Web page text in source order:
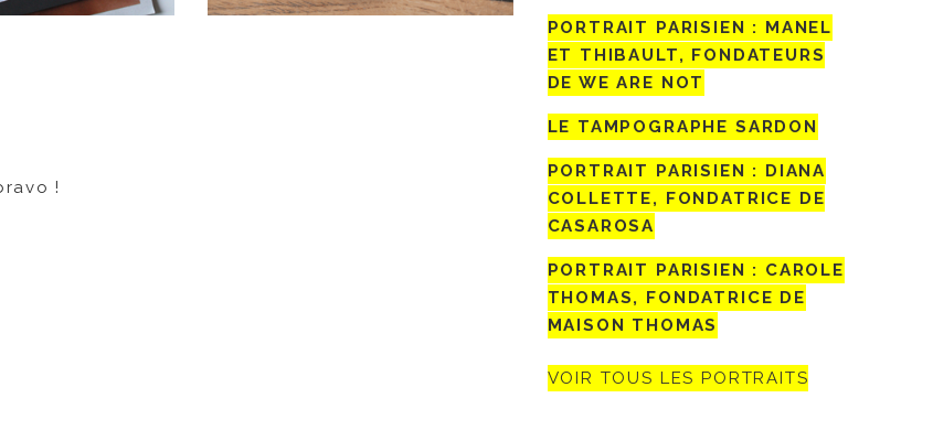
!
PORTRAIT PARISIEN : MANEL
ET THIBAULT, FONDATEURS
DE WE ARE NOT
LE TAMPOGRAPHE SARDON
PORTRAIT PARISIEN : DIANA
COLLETTE, FONDATRICE DE
CASAROSA
PORTRAIT PARISIEN : CAROLE
THOMAS, FONDATRICE DE
MAISON THOMAS
VOIR TOUS LES PORTRAITS